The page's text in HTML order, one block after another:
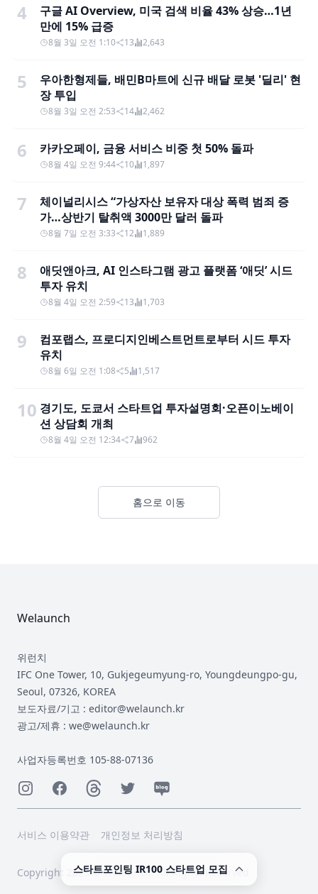
4
구글 AI Overview, 미국 검색 비율 43% 상승…1년
만에 15% 급증
8월 3일 오전 1:10 13 2,643
5
우아한형제들, 배민B마트에 신규 배달 로봇 '딜리' 현
장 투입
8월 3일 오전 2:53 14 2,462
6 카카오페이, 금융 서비스 비중 첫 50% 돌파
8월 4일 오전 9:44 10 1,897
7
체이널리시스 “가상자산 보유자 대상 폭력 범죄 증
가…상반기 탈취액 3000만 달러 돌파
8월 7일 오전 3:33 12 1,889
8
애딧앤아크, AI 인스타그램 광고 플랫폼 ‘애딧’ 시드
투자 유치
8월 4일 오전 2:59 13 1,703
9
컴포랩스, 프로디지인베스트먼트로부터 시드 투자
유치
8월 6일 오전 1:08 5 1,517
10 경기도, 도쿄서 스타트업 투자설명회·오픈이노베이
션 상담회 개최
8월 4일 오전 12:34 7 962
홈으로 이동
Welaunch
위런치
IFC One Tower, 10, Gukjegeumyung-ro, Youngdeungpo-gu,
Seoul, 07326, KOREA
보도자료/기고 : editor@welaunch.kr
광고/제휴 : we@welaunch.kr
사업자등록번호 105-88-07136
InstagramFacebookThreadsTwitterNaver
서비스 이용약관 개인정보 처리방침
Copyright 2023 © Welaunch. All Rights Reserved
스타트포인팅 IR100 스타트업 모집